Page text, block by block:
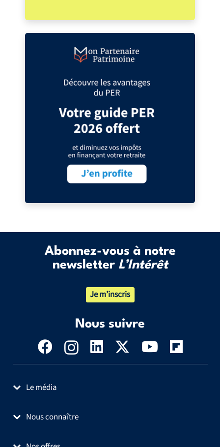
Abonnez-vous à notre
newsletter L’Intérêt
Je m’inscris
Nous suivre
Le média
Nous connaître